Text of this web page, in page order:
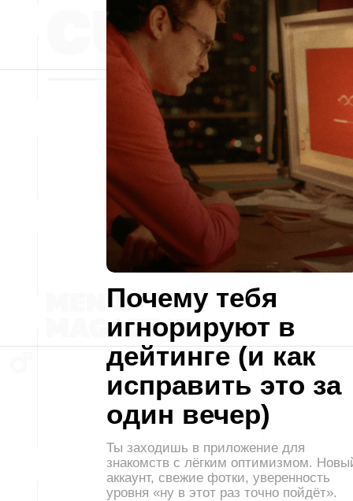
Почему тебя
игнорируют в
дейтинге (и как
исправить это за
один вечер)
Ты заходишь в приложение для
знакомств с лёгким оптимизмом.
аккаунт, свежие фотки, уверенность
уровня «ну в этот раз точно пойдёт».